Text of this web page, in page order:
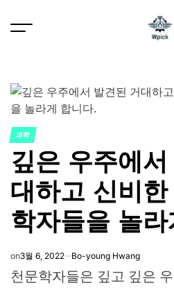
POSTED
IN
과학
깊은 우주에
대하고 신비
학자들을 놀
on3월 6, 2022 Bo-young Hwang
천문학자들은 깊고 깊은